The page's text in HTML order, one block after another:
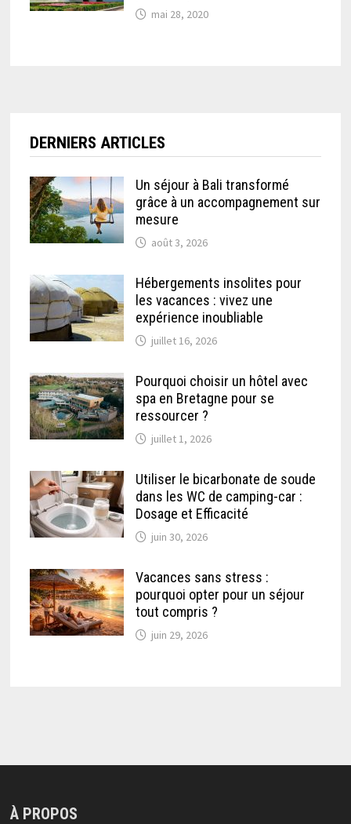
mai 28, 2020
DERNIERS ARTICLES
Un séjour à Bali transformé
grâce à un accompagnement sur
mesure
août 3, 2026
Hébergements insolites pour
les vacances : vivez une
expérience inoubliable
juillet 16, 2026
Pourquoi choisir un hôtel avec
spa en Bretagne pour se
ressourcer ?
juillet 1, 2026
Utiliser le bicarbonate de soude
dans les WC de camping-car :
Dosage et Efficacité
juin 30, 2026
Vacances sans stress :
pourquoi opter pour un séjour
tout compris ?
juin 29, 2026
À PROPOS